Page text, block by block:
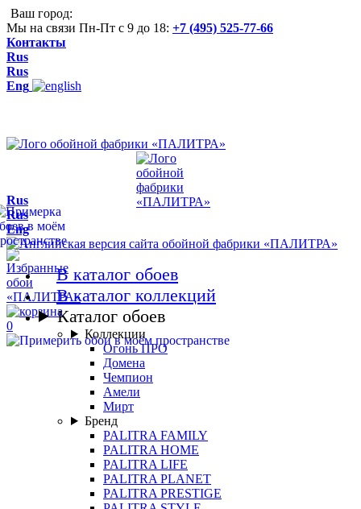
Ваш город:
Мы на связи Пн-Пт с 9 до 18: +7 (495) 525-77-66
Контакты
Rus
Rus
Eng
0
Rus
Rus
Eng
В каталог обоев
В каталог коллекций
Каталог обоев
Коллекции
Огонь ПРО
Домена
Чемпион
Амели
Мирт
Бренд
PALITRA FAMILY
PALITRA HOME
PALITRA LIFE
PALITRA PLANET
PALITRA PRESTIGE